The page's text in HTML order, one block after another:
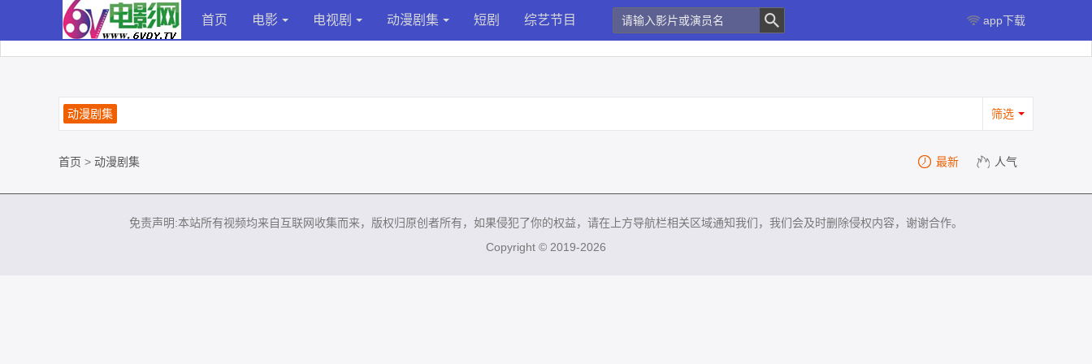
首页 电影 电视剧 动漫剧集 短剧 综艺节目 app下载
动漫剧集 筛选
首页 > 动漫剧集 最新 人气
免责声明:本站所有视频均来自互联网收集而来，版权归原创者所有，如果侵犯了你的权益，请在上方导航栏相关区域通知我们，我们会及时删除侵权内容，谢谢合作。
Copyright © 2019-2026